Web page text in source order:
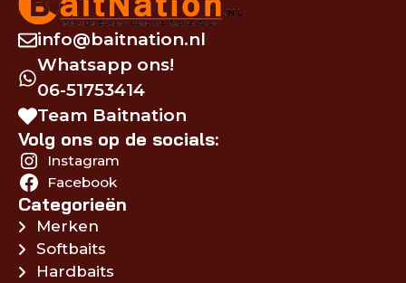
info@baitnation.nl
Whatsapp ons!
06-51753414
Team Baitnation
Volg ons op de socials:
Instagram
Facebook
Categorieën
Merken
Softbaits
Hardbaits